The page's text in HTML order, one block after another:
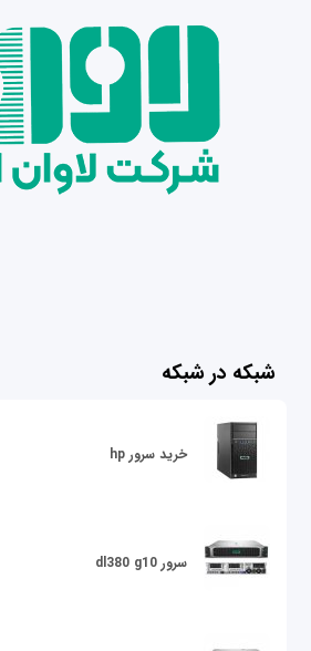
شبکه در شبکه
خرید سرور hp
سرور dl380 g10